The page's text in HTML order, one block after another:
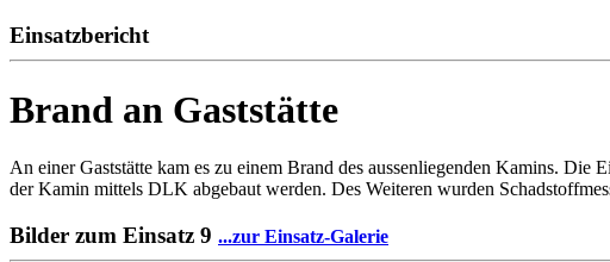
Einsatzbericht
Brand an Gaststätte
An einer Gaststätte kam es zu einem Brand des aussenliegenden Kamins.
der Kamin mittels DLK abgebaut werden. Des Weiteren wurden
Bilder zum Einsatz 9 ...zur Einsatz-Galerie